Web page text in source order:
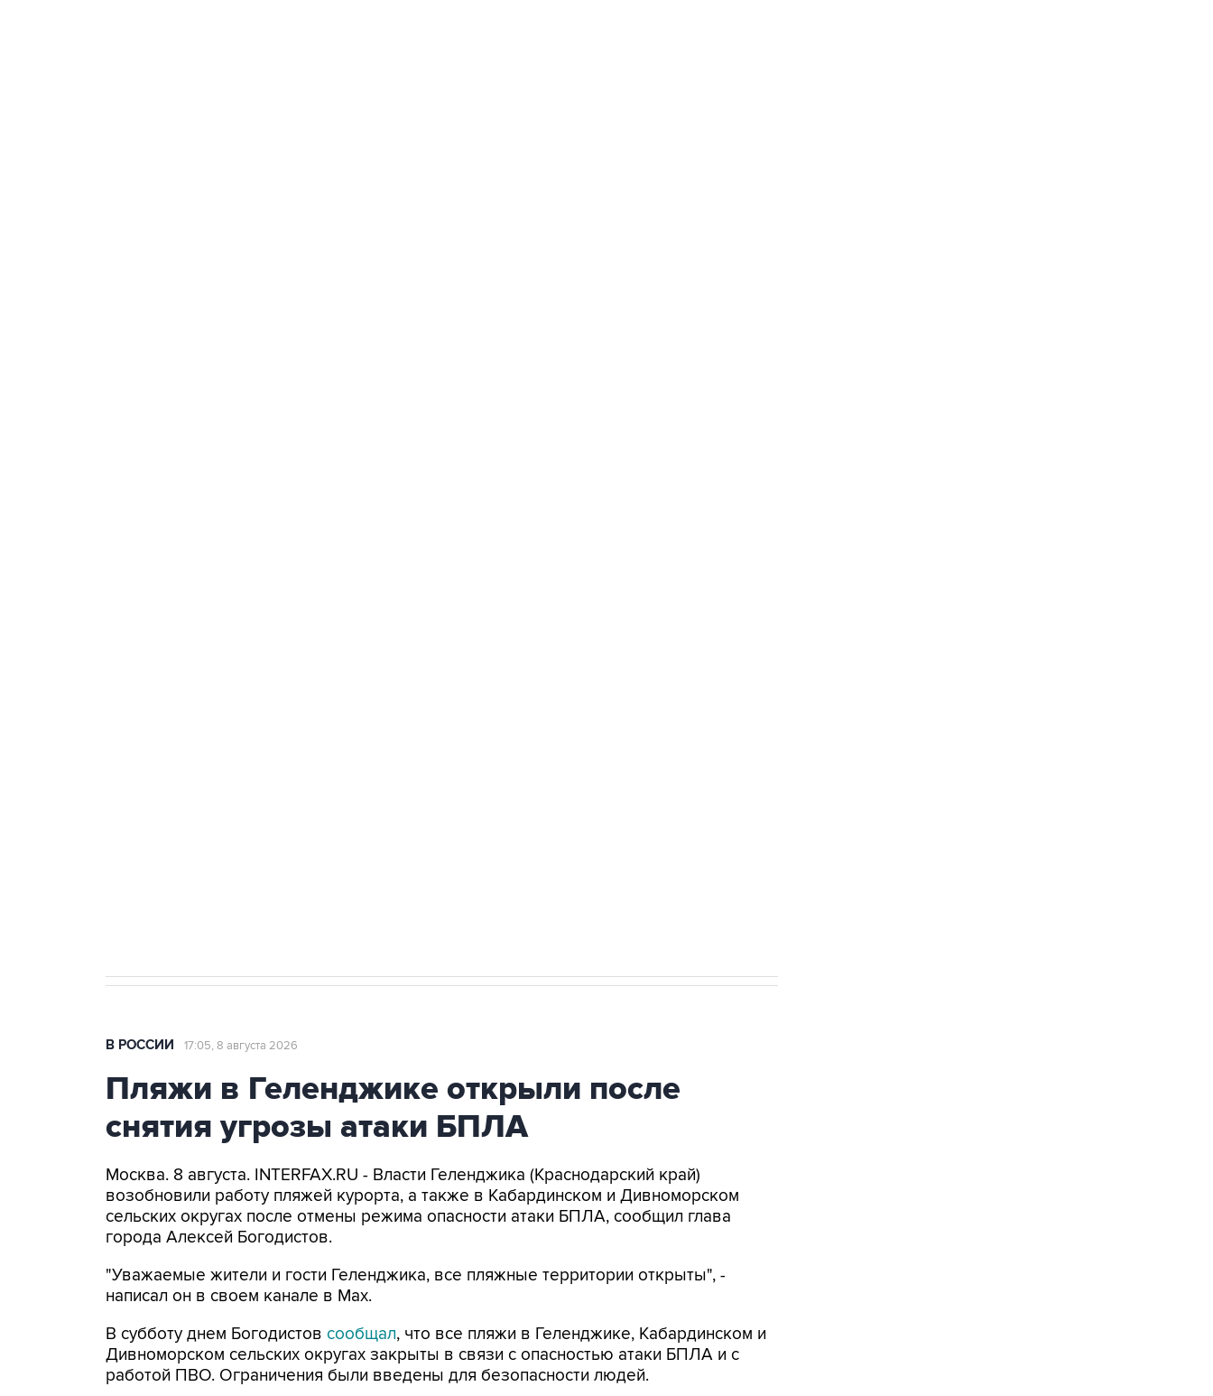
В РОССИИ 17:05, 8 августа 2026
Пляжи в Геленджике открыли после
снятия угрозы атаки БПЛА
Москва. 8 августа. INTERFAX.RU - Власти Геленджика (Краснодарский край)
возобновили работу пляжей курорта, а также в Кабардинском и Дивноморском
сельских округах после отмены режима опасности атаки БПЛА, сообщил глава
города Алексей Богодистов.
"Уважаемые жители и гости Геленджика, все пляжные территории открыты", -
написал он в своем канале в Max.
В субботу днем Богодистов сообщал, что все пляжи в Геленджике, Кабардинском и
Дивноморском сельских округах закрыты в связи с опасностью атаки БПЛА и с
работой ПВО. Ограничения были введены для безопасности людей.